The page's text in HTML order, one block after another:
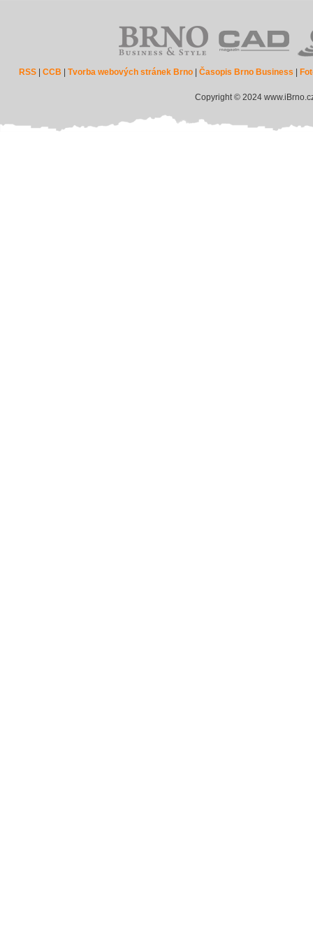
RSS |CCB |Tvorba webových stránek Brno |Časopis Brno Business
Copyright © 2024